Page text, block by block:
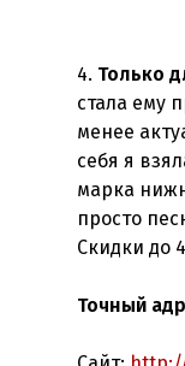
4. Только
стала ему
менее
себя я
марка
просто
Скидки до
Точный